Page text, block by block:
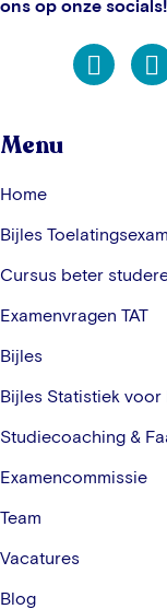
ons op onze socials!
Menu
Home
Bijles
Cursus beter
Examenvragen TAT
Bijles
Bijles Statistiek voor
Studiecoaching &
Examencommissie
Team
Vacatures
Blog